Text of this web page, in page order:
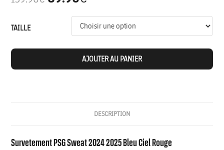
TAILLE
AJOUTER AU PANIER
DESCRIPTION
Survetement PSG Sweat 2024 2025 Bleu Ciel Rouge